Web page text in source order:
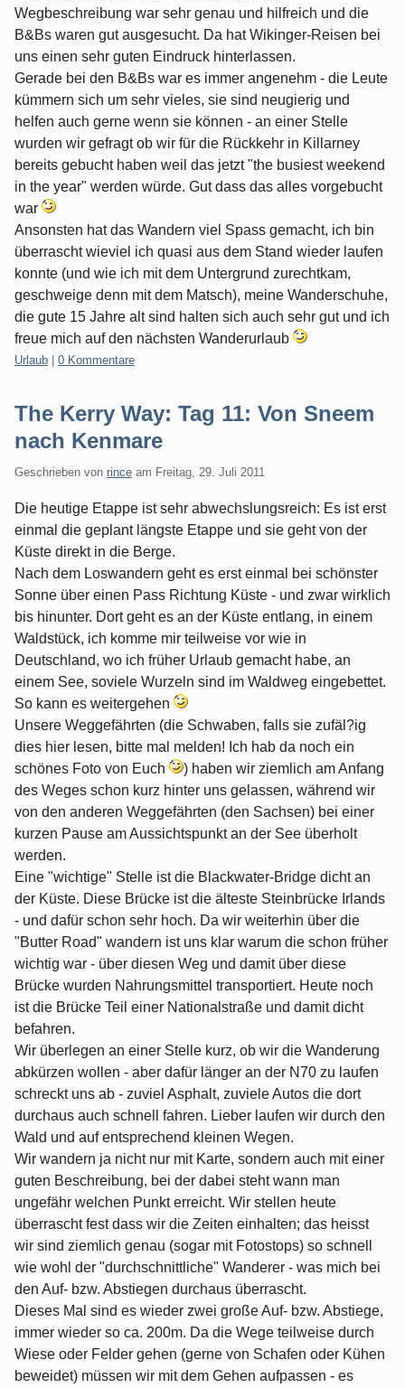
Wegbeschreibung war sehr genau und hilfreich und die
B&Bs waren gut ausgesucht. Da hat Wikinger-Reisen bei
uns einen sehr guten Eindruck hinterlassen.
Gerade bei den B&Bs war es immer angenehm - die Leute
kümmern sich um sehr vieles, sie sind neugierig und
helfen auch gerne wenn sie können - an einer Stelle
wurden wir gefragt ob wir für die Rückkehr in Killarney
bereits gebucht haben weil das jetzt "the busiest weekend
in the year" werden würde. Gut dass das alles vorgebucht
war
Ansonsten hat das Wandern viel Spass gemacht, ich bin
überrascht wieviel ich quasi aus dem Stand wieder laufen
konnte (und wie ich mit dem Untergrund zurechtkam,
geschweige denn mit dem Matsch), meine Wanderschuhe,
die gute 15 Jahre alt sind halten sich auch sehr gut und ich
freue mich auf den nächsten Wanderurlaub
Kategorien:
Urlaub 0 Kommentare
The Kerry Way: Tag 11: Von Sneem
nach Kenmare
Geschrieben von rince am Freitag, 29. Juli 2011
Die heutige Etappe ist sehr abwechslungsreich: Es ist erst
einmal die geplant längste Etappe und sie geht von der
Küste direkt in die Berge.
Nach dem Loswandern geht es erst einmal bei schönster
Sonne über einen Pass Richtung Küste - und zwar wirklich
bis hinunter. Dort geht es an der Küste entlang, in einem
Waldstück, ich komme mir teilweise vor wie in
Deutschland, wo ich früher Urlaub gemacht habe, an
einem See, soviele Wurzeln sind im Waldweg eingebettet.
So kann es weitergehen
Unsere Weggefährten (die Schwaben, falls sie zufäl?ig
dies hier lesen, bitte mal melden! Ich hab da noch ein
schönes Foto von Euch
) haben wir ziemlich am Anfang
des Weges schon kurz hinter uns gelassen, während wir
von den anderen Weggefährten (den Sachsen) bei einer
kurzen Pause am Aussichtspunkt an der See überholt
werden.
Eine "wichtige" Stelle ist die Blackwater-Bridge dicht an
der Küste. Diese Brücke ist die älteste Steinbrücke Irlands
- und dafür schon sehr hoch. Da wir weiterhin über die
"Butter Road" wandern ist uns klar warum die schon früher
wichtig war - über diesen Weg und damit über diese
Brücke wurden Nahrungsmittel transportiert. Heute noch
ist die Brücke Teil einer Nationalstraße und damit dicht
befahren.
Wir überlegen an einer Stelle kurz, ob wir die Wanderung
abkürzen wollen - aber dafür länger an der N70 zu laufen
schreckt uns ab - zuviel Asphalt, zuviele Autos die dort
durchaus auch schnell fahren. Lieber laufen wir durch den
Wald und auf entsprechend kleinen Wegen.
Wir wandern ja nicht nur mit Karte, sondern auch mit einer
guten Beschreibung, bei der dabei steht wann man
ungefähr welchen Punkt erreicht. Wir stellen heute
überrascht fest dass wir die Zeiten einhalten; das heisst
wir sind ziemlich genau (sogar mit Fotostops) so schnell
wie wohl der "durchschnittliche" Wanderer - was mich bei
den Auf- bzw. Abstiegen durchaus überrascht.
Dieses Mal sind es wieder zwei große Auf- bzw. Abstiege,
immer wieder so ca. 200m. Da die Wege teilweise durch
Wiese oder Felder gehen (gerne von Schafen oder Kühen
beweidet) müssen wir mit dem Gehen aufpassen - es